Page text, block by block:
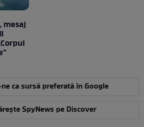
mesaj
ca sursă preferată în Google
SpyNews pe Discover